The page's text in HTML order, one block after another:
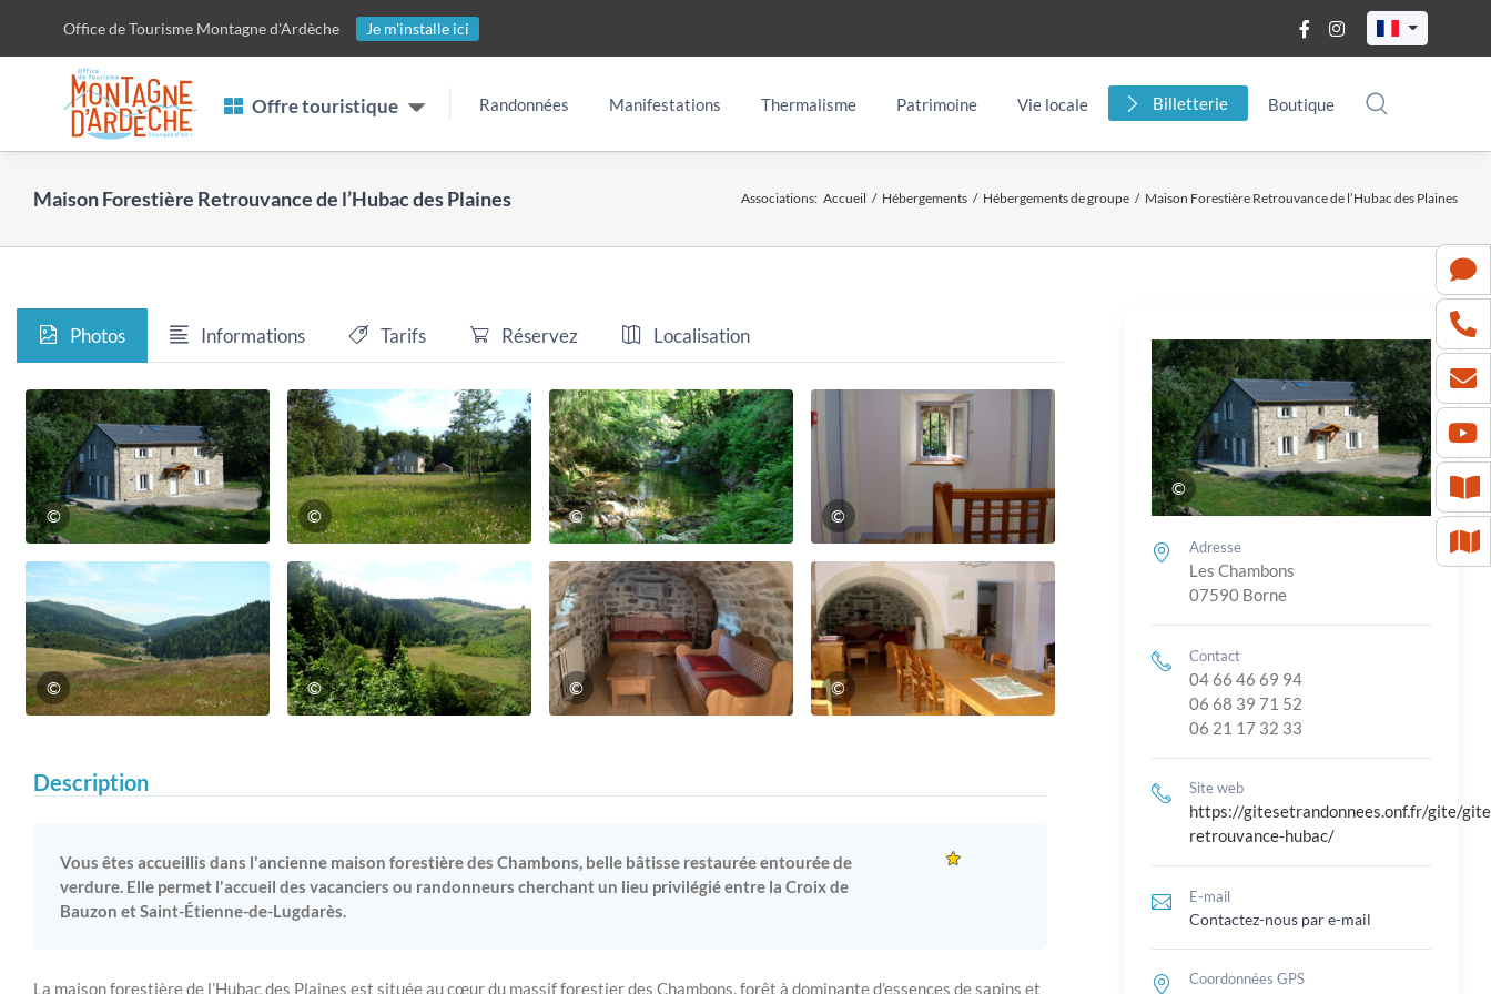
contenu
Office de Tourisme Montagne d'Ardèche Je m'installe ici
Offre touristique Randonnées Manifestations Thermalisme Patrimoine Vie locale Billetterie Boutique
Maison Forestière Retrouvance de l’Hubac des Plaines Associations: Accueil / Hébergements / Hébergements de groupe / Maison Forestière Retrouvance de l’Hubac des Plaines
Photos Informations Tarifs Réservez Localisation
© © © ©
© © © ©
Description
Vous êtes accueillis dans l'ancienne maison forestière des Chambons, belle bâtisse restaurée entourée de
verdure. Elle permet l'accueil des vacanciers ou randonneurs cherchant un lieu privilégié entre la Croix de
Bauzon et Saint-Étienne-de-Lugdarès.
La maison forestière de l’Hubac des Plaines est située au cœur du massif forestier des Chambons, forêt à dominante d’essences de sapins et
©
Adresse
Les Chambons
07590 Borne
Contact
04 66 46 69 94
06 68 39 71 52
06 21 17 32 33
Site web
https://gitesetrandonnees.onf.fr/gite/
retrouvance-hubac/
E-mail
Contactez-nous par e-mail
Coordonnées GPS